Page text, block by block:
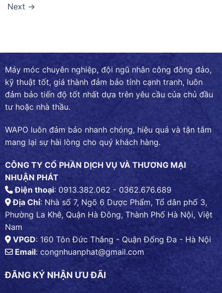
Next →
Máy móc chuyên nghiệp, đội ngũ nhân công đông đảo,
kỹ thuật tốt, giá thành đảm bảo tính cạnh tranh, luôn
đảm bảo tiến độ tốt nhất dựa trên yêu cầu của chủ đầu
tư hoặc nhà thầu.
WAPO luôn đảm bảo nhanh chóng, hiệu quả và tận tâm
mang lại sự hài lòng cho quý khách hàng.
CÔNG TY CỔ PHẦN DỊCH VỤ VÀ THƯƠNG MẠI
NHUẬN PHÁT
Điện thoại: 0913.382.062 - 0362.676.689
Địa Chỉ: Nhà số 7, Ngõ 6 Dược Phẩm, Tổ dân phố 3,
Phường La Khê, Quận Hà Đông, Thành Phố Hà Nội, Việt
Nam
VPGD: 160 Tôn Đức Thắng - Quận Đống Đa - Hà Nội
Email: congnhuanphat@gmail.com
ĐĂNG KÝ NHẬN ƯU ĐÃI